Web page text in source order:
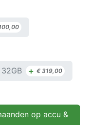
32GB + €319,00
op accu &